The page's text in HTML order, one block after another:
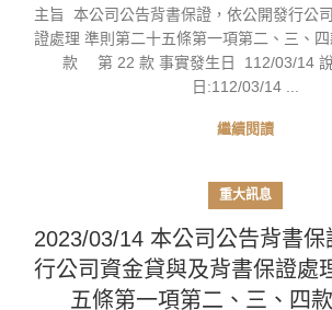
主旨 本公司公告背書保證，依公開發行公
證處理 準則第二十五條第一項第二、三、
款 第 22 款 事實發生日 112/03/14
日:112/03/14 ...
繼續閱讀
重大訊息
2023/03/14 本公司公告背書保
行公司資金貸與及背書保證處
五條第一項第二、三、四